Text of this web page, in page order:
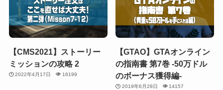
【CMS2021】ストーリー
ミッションの攻略 2
2022年4月17日 16199
【GTAO】GTAオンライン
の指南書 第7巻 -50万ドル
のボーナス獲得編-
2019年6月28日 14157